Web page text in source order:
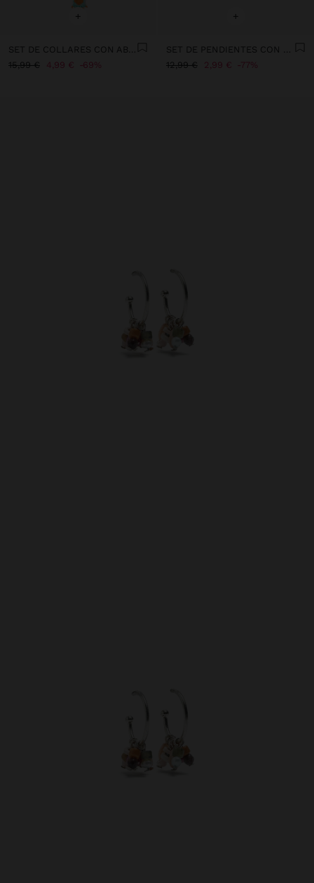
+
SET DE COLLARES CON ABALORIOS DE VIDRIO
15,99 €
4,99 € 69%
+
SET DE PENDIENTES CON ESMALTADO
12,99 €
2,99 € 77%